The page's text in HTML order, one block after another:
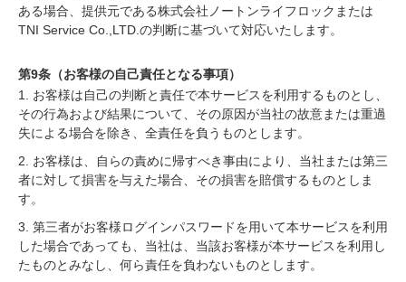
ある場合、提供元である株式会社ノートンライフロックまたは
TNI Service Co.,LTD.の判断に基づいて対応いたします。
第9条（お客様の自己責任となる事項）
1. お客様は自己の判断と責任で本サービスを利用するものとし、
その行為および結果について、その原因が当社の故意または重過
失による場合を除き、全責任を負うものとします。
2. お客様は、自らの責めに帰すべき事由により、当社または第三
者に対して損害を与えた場合、その損害を賠償するものとしま
す。
3. 第三者がお客様ログインパスワードを用いて本サービスを利用
した場合であっても、当社は、当該お客様が本サービスを利用し
たものとみなし、何ら責任を負わないものとします。